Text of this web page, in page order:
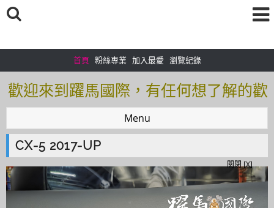
首頁 粉絲專業 加入最愛 瀏覽紀錄
歡迎來到躍馬國際，有任何想了解的歡
迎加入＠官方帳號：＠tof5459i 聯繫電
話0925166083
歡迎來到躍馬國際，有任何想了解的歡
迎加入＠官方帳號：＠tof5459i 聯繫電
話0925166083
Menu
CX-5 2017-UP
關閉 [X]